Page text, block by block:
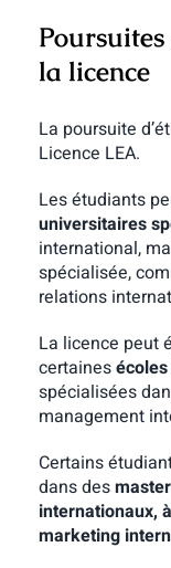
Poursuites
la licence
La poursuite
Licence LEA.
Les étudiants
universitaires
international,
spécialisée,
relations
La licence peut
certaines
spécialisées
management
Certains
dans des
internationaux,
marketing